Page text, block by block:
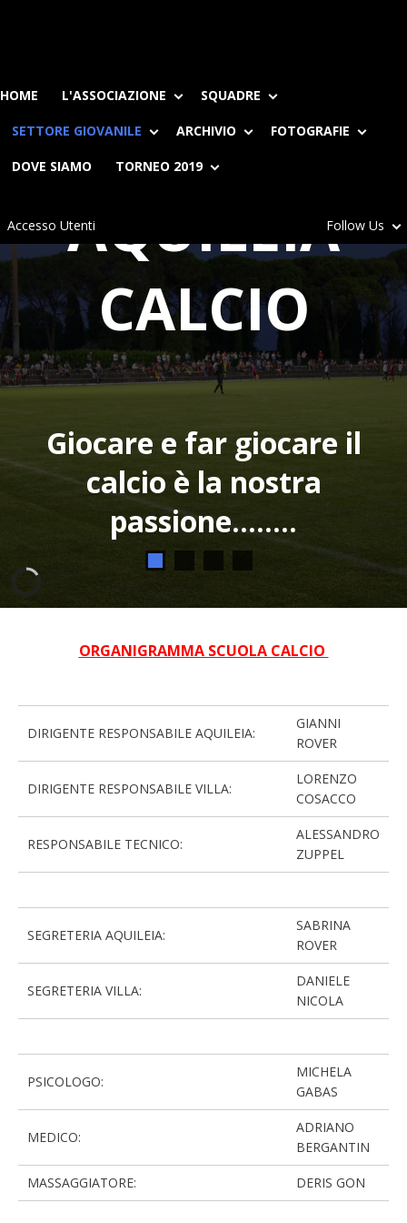
HOME L'ASSOCIAZIONE SQUADRE
SETTORE GIOVANILE ARCHIVIO FOTOGRAFIE
DOVE SIAMO TORNEO 2019
Accesso Utenti Follow Us
AQUILEIA
CALCIO
Giocare e far giocare il
calcio è la nostra
passione........
ORGANIGRAMMA SCUOLA CALCIO
DIRIGENTE RESPONSABILE AQUILEIA:
GIANNI
ROVER
DIRIGENTE RESPONSABILE VILLA:
LORENZO
COSACCO
RESPONSABILE TECNICO:
ALESSANDRO
ZUPPEL
SEGRETERIA AQUILEIA:
SABRINA
ROVER
SEGRETERIA VILLA:
DANIELE
NICOLA
PSICOLOGO:
MICHELA
GABAS
MEDICO:
ADRIANO
BERGANTIN
MASSAGGIATORE: DERIS GON